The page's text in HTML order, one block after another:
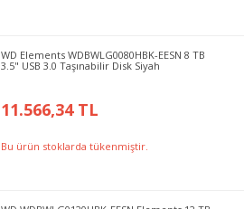
WD Elements WDBWLG0080HBK-EESN 8 TB
3.5" USB 3.0 Taşınabilir Disk Siyah
11.566,34 TL
Bu ürün stoklarda tükenmiştir.